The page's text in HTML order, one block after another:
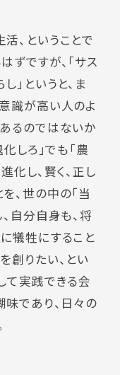
、ということで
ずですが、「サス
」というと、ま
識が高い人のよ
るのではないか
しろ」でも「農
化し、賢く、正し
、世の中の「当
自分自身も、将
犠牲にすること
創りたい、とい
て実践できる会
味であり、日々の